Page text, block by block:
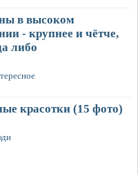
в высоком
- крупнее и чётче,
либо
красотки (15 фото)